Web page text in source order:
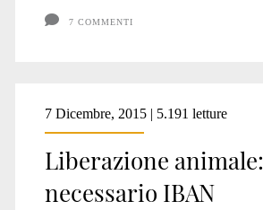
7 COMMENTI
7 Dicembre, 2015 | 5.191 letture
Liberazione animale:
necessario IBAN